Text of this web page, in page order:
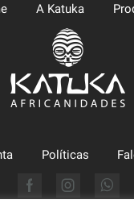
A Katuka
Políticas
FacebookInstagram